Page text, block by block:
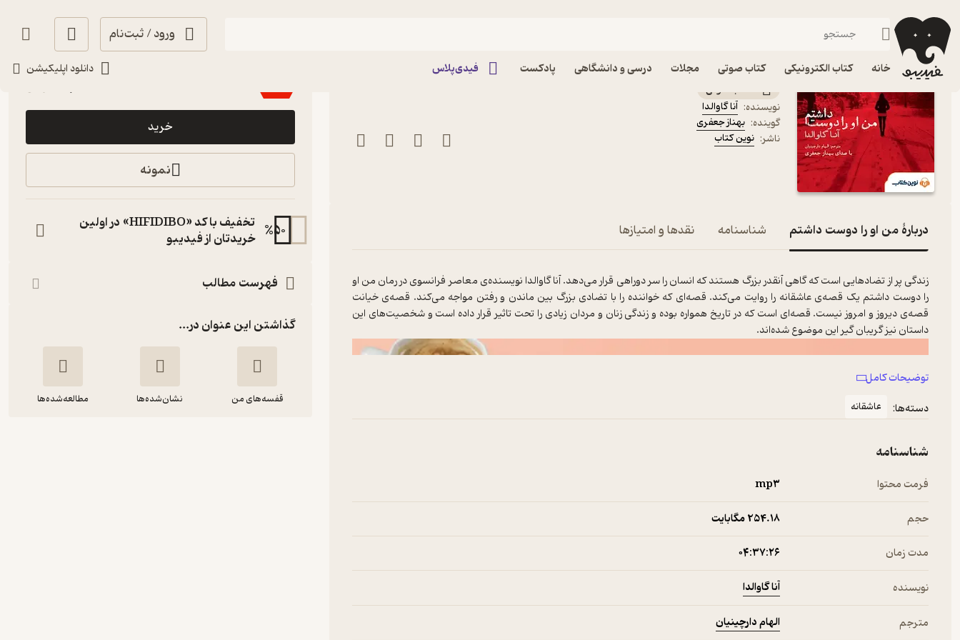
ورود / ثبت‌نام
خانه کتاب الکترونیکی کتاب صوتی مجلات درسی و دانشگاهی پادکست فیدی‌پلاس دانلود اپلیکیشن
فیدیبو کتاب صوتی
کتاب صوتی من او را دوست داشتم اثر آنا گاوالدا
کتاب صوتی
نویسنده: آنا گاوالدا
گوینده: بهناز جعفری
ناشر: نوین کتاب
دربارۀ من او را دوست داشتم شناسنامه نقدها و امتیازها
زندگی پر از تضادهایی است که گاهی آنقدر بزرگ هستند که انسان را سر دوراهی قرار می‌دهد. آنا گاوالدا نویسنده‌ی معاصر فرانسوی در رمان من او
را دوست داشتم یک قصه‌ی عاشقانه را روایت می‌کند. قصه‌ای که خواننده را با تضادی بزرگ بین ماندن و رفتن مواجه می‌کند. قصه‌ی خیانت
قصه‌ی دیروز و امروز نیست. قصه‌ای است که در تاریخ همواره بوده و زندگی زنان و مردان زیادی را تحت تاثیر قرار داده است و شخصیت‌های این
داستان نیز گریبان گیر این موضوع شده‌اند.
توضیحات کامل
دسته‌ها:
عاشقانه
شناسنامه
فرمت محتوا mp۳
حجم 254.۱۸ مگابایت
مدت زمان ۰۴:۳۷:۲۶
نویسنده آنا گاوالدا
مترجم الهام دارچینیان
٪30
97,300
خرید
نمونه
%50
تخفیف با کد «HIFIDIBO» در اولین
خریدتان از فیدیبو
فهرست مطالب
گذاشتن این عنوان در...
قفسه‌های من نشان‌شده‌ها مطالعه‌شده‌ها